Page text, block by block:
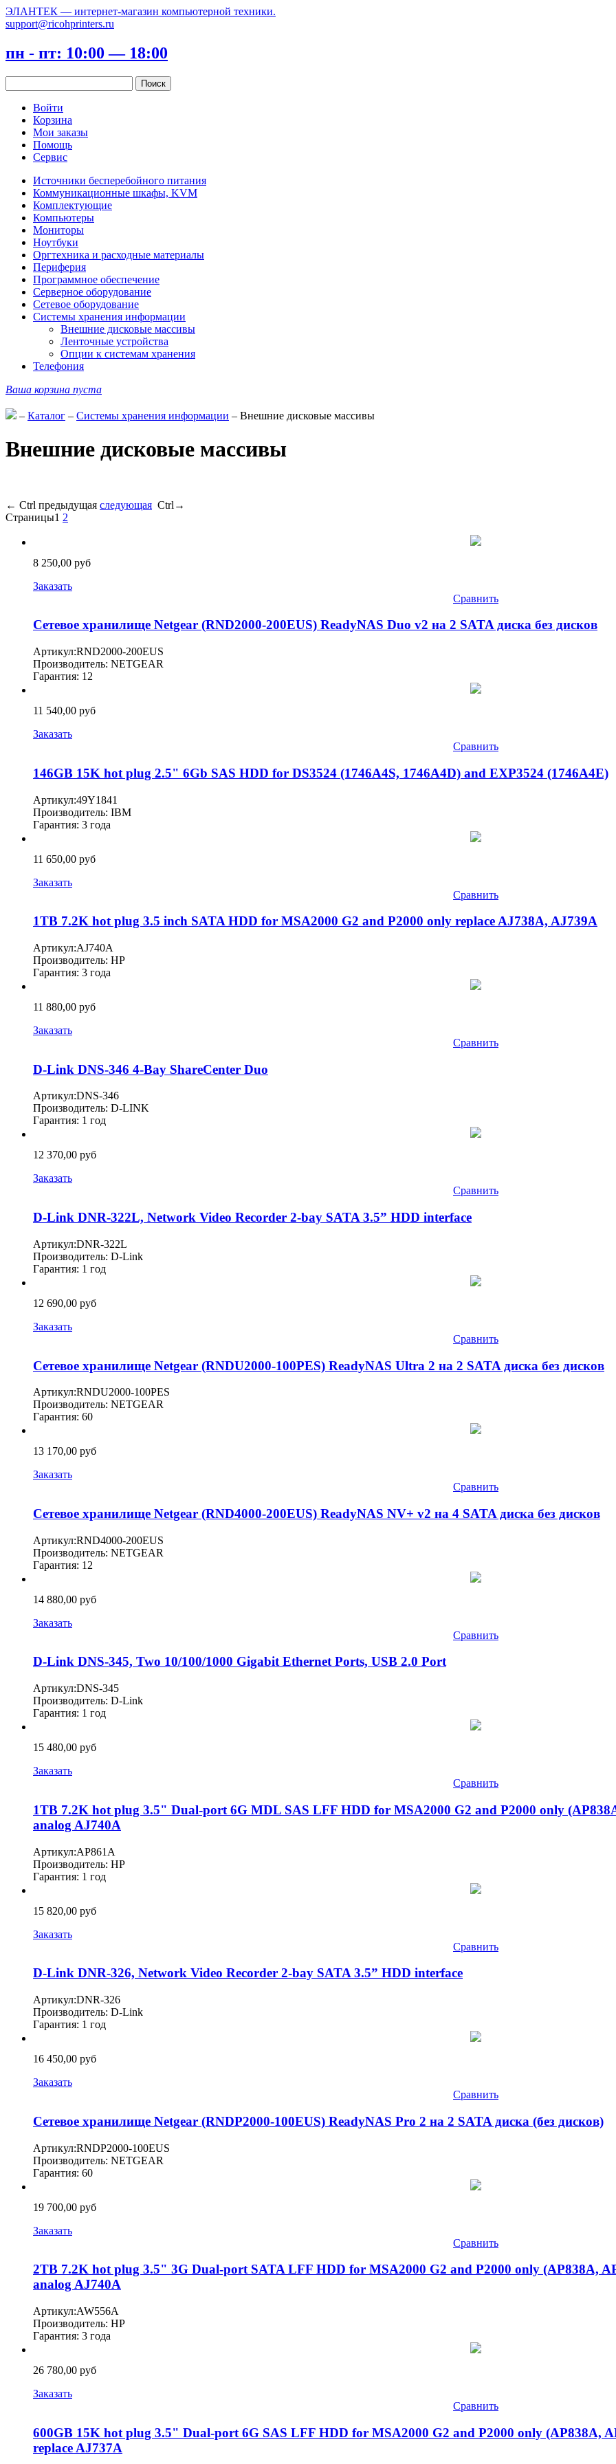
ЭЛАНТЕК — интернет-магазин компьютерной техники.
support@ricohprinters.ru
пн - пт: 10:00 — 18:00
Войти
Корзина
Мои заказы
Помощь
Сервис
Источники бесперебойного питания
Коммуникационные шкафы, KVM
Комплектующие
Компьютеры
Мониторы
Ноутбуки
Оргтехника и расходные материалы
Периферия
Программное обеспечение
Серверное оборудование
Сетевое оборудование
Системы хранения информации
Внешние дисковые массивы
Ленточные устройства
Опции к системам хранения
Телефония
Ваша корзина пуста
– Каталог – Системы хранения информации – Внешние дисковые массивы
Внешние дисковые массивы
← Ctrl предыдущая следующая Ctrl →
Страницы1 2
8 250,00 руб
Заказать
Сравнить
Сетевое хранилище Netgear (RND2000-200EUS) ReadyNAS Duo v2 на 2 SATA диска без дисков
Артикул:RND2000-200EUS
Производитель: NETGEAR
Гарантия: 12
11 540,00 руб
Заказать
Сравнить
146GB 15K hot plug 2.5" 6Gb SAS HDD for DS3524 (1746A4S, 1746A4D) and EXP3524 (1746A4E)
Артикул:49Y1841
Производитель: IBM
Гарантия: 3 года
11 650,00 руб
Заказать
Сравнить
1TB 7.2K hot plug 3.5 inch SATA HDD for MSA2000 G2 and P2000 only replace AJ738A, AJ739A
Артикул:AJ740A
Производитель: HP
Гарантия: 3 года
11 880,00 руб
Заказать
Сравнить
D-Link DNS-346 4-Bay ShareCenter Duo
Артикул:DNS-346
Производитель: D-LINK
Гарантия: 1 год
12 370,00 руб
Заказать
Сравнить
D-Link DNR-322L, Network Video Recorder 2-bay SATA 3.5” HDD interface
Артикул:DNR-322L
Производитель: D-Link
Гарантия: 1 год
12 690,00 руб
Заказать
Сравнить
Сетевое хранилище Netgear (RNDU2000-100PES) ReadyNAS Ultra 2 на 2 SATA диска без дисков
Артикул:RNDU2000-100PES
Производитель: NETGEAR
Гарантия: 60
13 170,00 руб
Заказать
Сравнить
Сетевое хранилище Netgear (RND4000-200EUS) ReadyNAS NV+ v2 на 4 SATA диска без дисков
Артикул:RND4000-200EUS
Производитель: NETGEAR
Гарантия: 12
14 880,00 руб
Заказать
Сравнить
D-Link DNS-345, Two 10/100/1000 Gigabit Ethernet Ports, USB 2.0 Port
Артикул:DNS-345
Производитель: D-Link
Гарантия: 1 год
15 480,00 руб
Заказать
Сравнить
1TB 7.2K hot plug 3.5" Dual-port 6G MDL SAS LFF HDD for MSA2000 G2 and P2000 only
analog AJ740A
Артикул:AP861A
Производитель: HP
Гарантия: 1 год
15 820,00 руб
Заказать
Сравнить
D-Link DNR-326, Network Video Recorder 2-bay SATA 3.5” HDD interface
Артикул:DNR-326
Производитель: D-Link
Гарантия: 1 год
16 450,00 руб
Заказать
Сравнить
Сетевое хранилище Netgear (RNDP2000-100EUS) ReadyNAS Pro 2 на 2 SATA диска (без дисков)
Артикул:RNDP2000-100EUS
Производитель: NETGEAR
Гарантия: 60
19 700,00 руб
Заказать
Сравнить
2TB 7.2K hot plug 3.5" 3G Dual-port SATA LFF HDD for MSA2000 G2 and P2000 only (AP838A,
analog AJ740A
Артикул:AW556A
Производитель: HP
Гарантия: 3 года
26 780,00 руб
Заказать
Сравнить
600GB 15K hot plug 3.5" Dual-port 6G SAS LFF HDD for MSA2000 G2 and P2000 only (AP838A,
replace AJ737A